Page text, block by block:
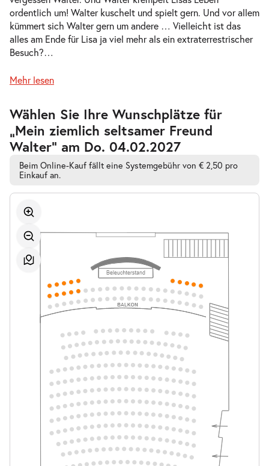
Mein ziemlich seltsamer Freund
Walter-
Fr.
Mein ziemlich seltsamer Freund
Walter-
Fr.
Mein ziemlich seltsamer Freund
Walter-
Sa.
06.02.2027
Sa. 06.02.2027
17:00–18:15 Uhr
Tickets
Mein ziemlich seltsamer Freund
Walter-
Di.
04.05.2027
Di. 04.05.2027
10:30–11:45 Uhr
Tickets
ordentlich um! Walter kuschelt und spielt gern. Und vor allem
kümmert sich Walter gern um andere … Vielleicht ist das
alles am Ende für Lisa ja viel mehr als ein extraterrestrischer
Besuch?…
Mehr lesen
Wählen Sie Ihre Wunschplätze für
„Mein ziemlich seltsamer Freund
Walter” am Do. 04.02.2027
Beim Online-Kauf fällt eine Systemgebühr von € 2,50 pro
Einkauf an.
Zur
barrierefreien
automatischen
Bestplatzwahl